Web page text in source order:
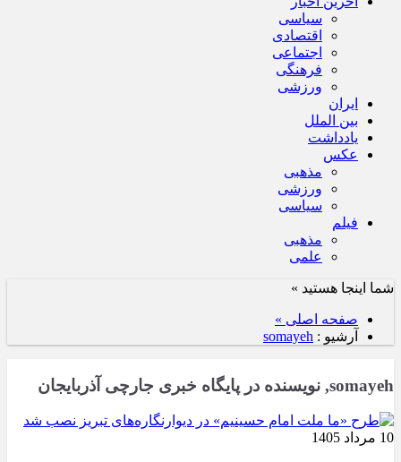
سیاسی
اقتصادی
اجتماعی
فرهنگی
ورزشی
ایران
بین الملل
یادداشت
عکس
مذهبی
ورزشی
سیاسی
فیلم
مذهبی
علمی
شما اینجا هستید »
صفحه اصلی »
آرشیو : somayeh
somayeh, نویسنده در پایگاه خبری جارچی آذربایجان
10 مرداد 1405